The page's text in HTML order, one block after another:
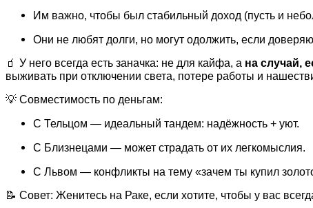
Им важно, чтобы был стабильный доход (пусть и
Они не любят долги, но могут одолжить, если
🧃 У него всегда есть заначка: не для кайфа, а на случай,
выживать при отключении света, потере работы и
💡 Совместимость по деньгам:
С Тельцом — идеальный тандем: надёжность + уют.
С Близнецами — может страдать от их легкомыслия.
С Львом — конфликты на тему «зачем ты купил
📝 Совет: Женитесь на Раке, если хотите, чтобы у вас